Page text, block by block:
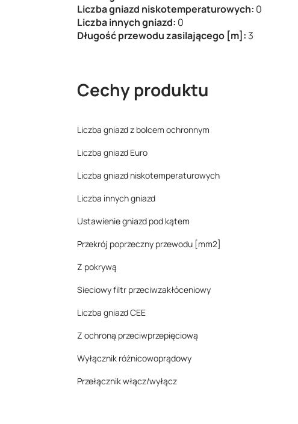
Liczba gniazd niskotemperaturowych: 0
Liczba innych gniazd: 0
Długość przewodu zasilającego [m]: 3
Cechy produktu
Liczba gniazd z bolcem ochronnym
Liczba gniazd Euro
Liczba gniazd niskotemperaturowych
Liczba innych gniazd
Ustawienie gniazd pod kątem
Przekrój poprzeczny przewodu [mm2]
Z pokrywą
Sieciowy filtr przeciwzakłóceniowy
Liczba gniazd CEE
Z ochroną przeciwprzepięciową
Wyłącznik różnicowoprądowy
Przełącznik włącz/wyłącz